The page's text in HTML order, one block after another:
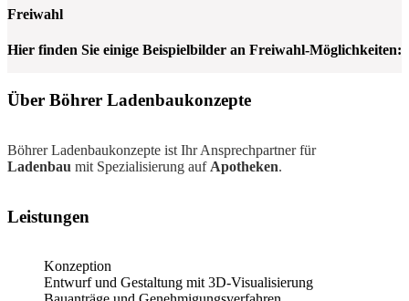
Freiwahl
Hier finden Sie einige Beispielbilder an Freiwahl-Möglichkeiten:
Über Böhrer Ladenbaukonzepte
Böhrer Ladenbaukonzepte ist Ihr Ansprechpartner für
Ladenbau mit Spezialisierung auf Apotheken.
Leistungen
Konzeption
Entwurf und Gestaltung mit 3D-Visualisierung